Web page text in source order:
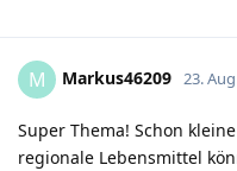
M Markus46209 23.
Super Thema! Schon
regionale Lebensmittel